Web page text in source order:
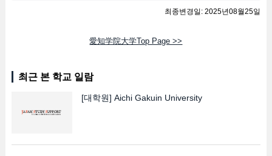
최종변경일: 2025년08월25일
愛知学院大学Top Page >>
최근 본 학교 일람
[대학원] Aichi Gakuin University